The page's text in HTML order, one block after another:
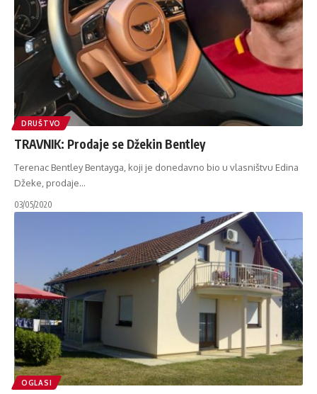
DRUŠTVO
TRAVNIK: Prodaje se Džekin Bentley
Terenac Bentley Bentayga, koji je donedavno bio u vlasništvu Edina
Džeke, prodaje…
03/05/2020
OGLASI